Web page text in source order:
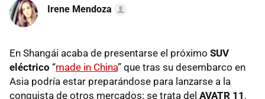
Irene Mendoza
En Shangái acaba de presentarse el próximo SUV
eléctrico “made in China” que tras su desembarco en
Asia podría estar preparándose para lanzarse a la
conquista de otros mercados: se trata del AVATR 11 ,